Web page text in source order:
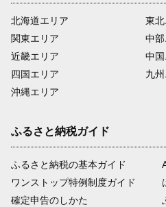
北海道エリア
関東エリア
近畿エリア
四国エリア
沖縄エリア
東
中
中
九
ふるさと納税ガイド
ふるさと納税の基本ガイド
ワンストップ特例制度ガイド
確定申告のしかた